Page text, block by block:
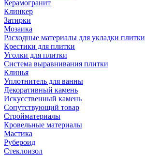
Керамогранит
Клинкер
Затирки
Мозаика
Расходные материалы для укладки плитки
Крестики для плитки
Уголки для плитки
Система выравнивания плитки
Клинья
Уплотнитель для ванны
Декоративный камень
Искусственный камень
Сопутствующий товар
Стройматериалы
Кровельные материалы
Мастика
Рубероид
Стеклоизол